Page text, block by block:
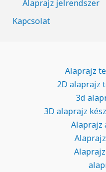
Alaprajz jelrendszer
Kapcsolat
Alaprajz
2D alaprajz
3d
3D alaprajz
Alaprajz